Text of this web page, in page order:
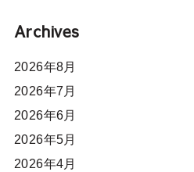
Archives
2026年8月
2026年7月
2026年6月
2026年5月
2026年4月